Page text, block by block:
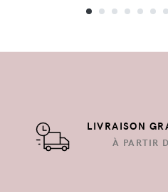
LIVRAISON
À PARTIR